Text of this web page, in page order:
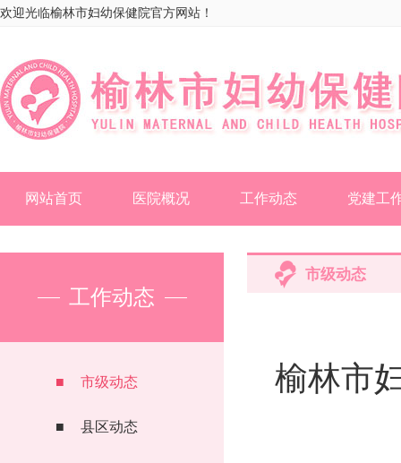
欢迎光临榆林市妇幼保健院官方网站！
网站首页 医院概况 工作动态 党建工
工作动态
■ 市级动态
■ 县区动态
市级动态
榆林市